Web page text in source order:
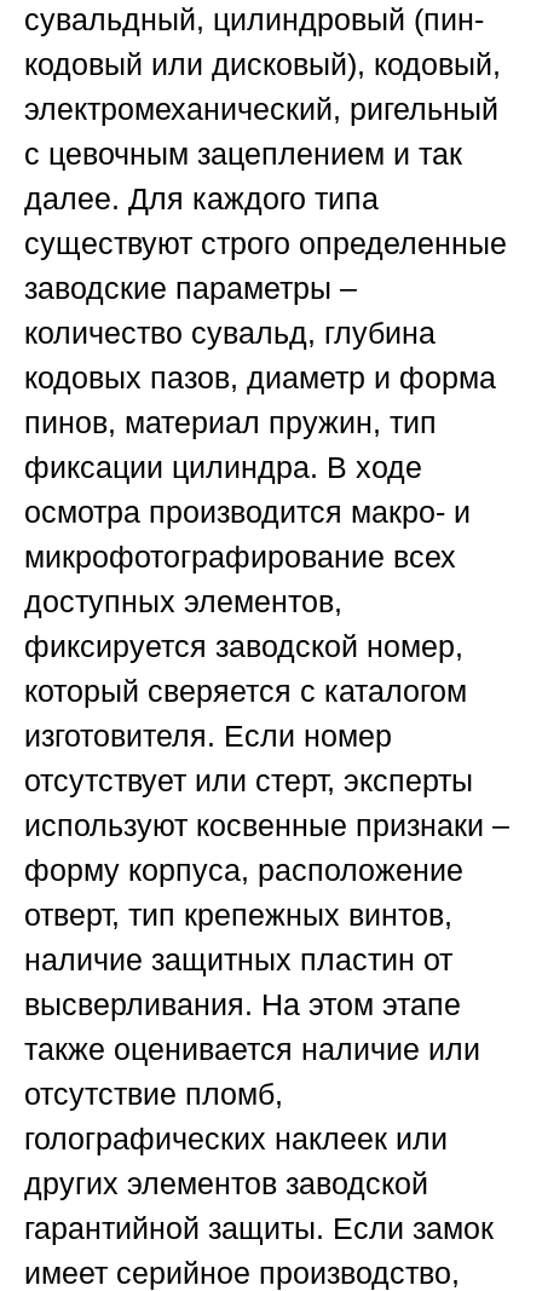
сувальдный, цилиндровый (пин-
кодовый или дисковый), кодовый,
электромеханический, ригельный
с цевочным зацеплением и так
далее. Для каждого типа
существуют строго определенные
заводские параметры –
количество сувальд, глубина
кодовых пазов, диаметр и форма
пинов, материал пружин, тип
фиксации цилиндра. В ходе
осмотра производится макро- и
микрофотографирование всех
доступных элементов,
фиксируется заводской номер,
который сверяется с каталогом
изготовителя. Если номер
отсутствует или стерт, эксперты
используют косвенные признаки –
форму корпуса, расположение
отверт, тип крепежных винтов,
наличие защитных пластин от
высверливания. На этом этапе
также оценивается наличие или
отсутствие пломб,
голографических наклеек или
других элементов заводской
гарантийной защиты. Если замок
имеет серийное производство,